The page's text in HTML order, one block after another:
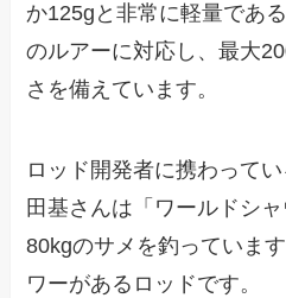
か125gと非常に軽量であ
のルアーに対応し、最大
さを備えています。
ロッド開発者に携わって
田基さんは「ワールドシ
80kgのサメを釣っていま
ワーがあるロッドです。